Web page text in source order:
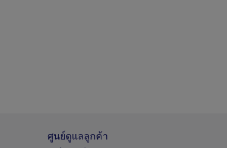
ศูนย์ดูแลลูกค้า